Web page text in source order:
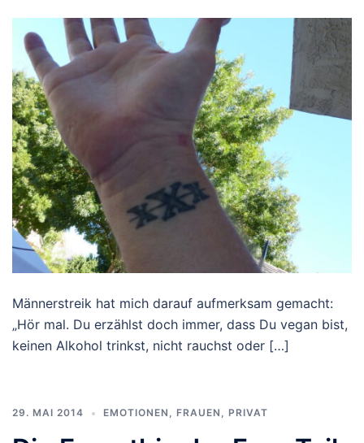
Männerstreik hat mich darauf aufmerksam gemacht:
„Hör mal. Du erzählst doch immer, dass Du vegan bist,
keinen Alkohol trinkst, nicht rauchst oder […]
29. MAI 2014 EMOTIONEN FRAUEN PRIVAT